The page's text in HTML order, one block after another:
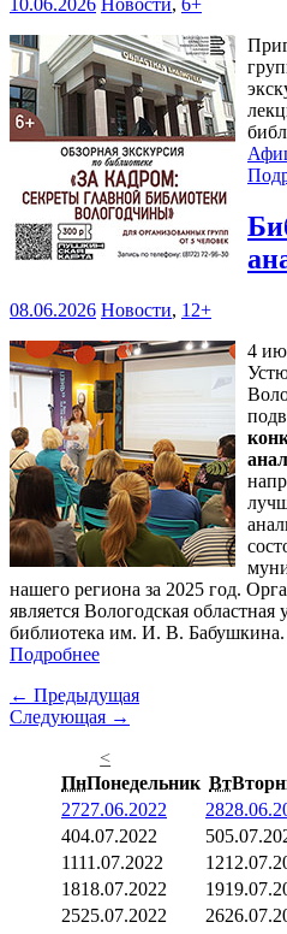
10.06.2026 Новости, 6+
08.06.2026 Новости, 12+
4
нашего региона за 2025 год.
является Вологодская областная
библиотека им. И. В. Бабушкина.
Подробнее
← Предыдущая
Следующая →
<
ПнПонедельник Вт
2727.06.2022 28
404.07.2022 5
1111.07.2022 12
1818.07.2022 19
2525.07.2022 26